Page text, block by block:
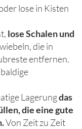
lose in Kisten
lose Schalen und
die in
entfernen.
Lagerungdas
die eine gute
Von Zeit zu Zeit